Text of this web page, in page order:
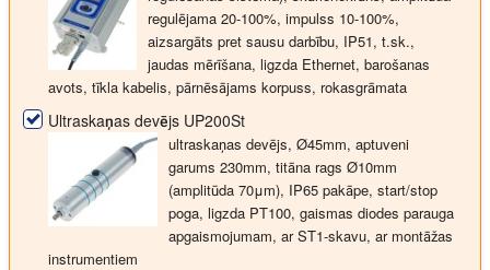
regulējama 20-100%, impulss 10-100%,
aizsargāts pret sausu darbību, IP51, t.sk.,
jaudas mērīšana, ligzda Ethernet, barošanas
avots, tīkla kabelis, pārnēsājams korpuss, rokasgrāmata
Ultraskaņas devējs UP200St
ultraskaņas devējs, Ø45mm, aptuveni
garums 230mm, titāna rags Ø10mm
(amplitūda 70μm), IP65 pakāpe, start/stop
poga, ligzda PT100, gaismas diodes parauga
apgaismojumam, ar ST1-skavu, ar montāžas
instrumentiem